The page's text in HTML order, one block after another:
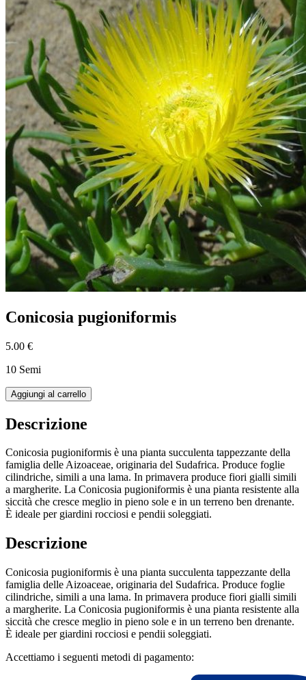
Conicosia pugioniformis
5.00 €
10 Semi
Aggiungi al carrello
Descrizione
Conicosia pugioniformis è una pianta succulenta tappezzante della
famiglia delle Aizoaceae, originaria del Sudafrica. Produce foglie
cilindriche, simili a una lama. In primavera produce fiori gialli simili
a margherite. La Conicosia pugioniformis è una pianta resistente alla
siccità che cresce meglio in pieno sole e in un terreno ben drenante.
È ideale per giardini rocciosi e pendii soleggiati.
Descrizione
Conicosia pugioniformis è una pianta succulenta tappezzante della
famiglia delle Aizoaceae, originaria del Sudafrica. Produce foglie
cilindriche, simili a una lama. In primavera produce fiori gialli simili
a margherite. La Conicosia pugioniformis è una pianta resistente alla
siccità che cresce meglio in pieno sole e in un terreno ben drenante.
È ideale per giardini rocciosi e pendii soleggiati.
Accettiamo i seguenti metodi di pagamento: